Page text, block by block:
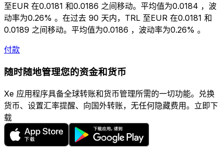
至EUR 在0.0181 和0.0186 之间移动。平均值为0.0184 ，波
动率为0.26% 。在过去 90 天内，TRL 至EUR 在0.0181 和
0.0189 之间移动。平均值为0.0186 ，波动率为0.26% 。
付款
随时随地管理您的资金和货币
Xe 应用程序具备全球转账和货币管理所需的一切功能。兑换
货币、设置汇率提醒、向国外转账，无任何隐藏费用。立即下
载